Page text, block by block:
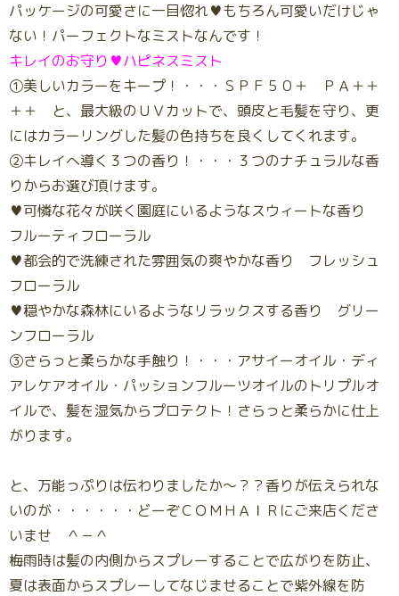
パッケージの可愛さに一目惚れ♥もちろん可愛いだけじゃ
ない！パーフェクトなミストなんです！
キレイのお守り♥ハピネスミスト
①美しいカラーをキープ！・・・ＳＰＦ５０＋ ＰＡ＋＋
＋＋ と、最大級のＵＶカットで、頭皮と毛髪を守り、更
にはカラーリングした髪の色持ちを良くしてくれます。
②キレイへ導く３つの香り！・・・３つのナチュラルな香
りからお選び頂けます。
♥可憐な花々が咲く園庭にいるようなスウィートな香り
フルーティフローラル
♥都会的で洗練された雰囲気の爽やかな香り フレッシュ
フローラル
♥穏やかな森林にいるようなリラックスする香り グリー
ンフローラル
③さらっと柔らかな手触り！・・・アサイーオイル・ディ
アレケアオイル・パッションフルーツオイルのトリプルオ
イルで、髪を湿気からプロテクト！さらっと柔らかに仕上
がります。
と、万能っぷりは伝わりましたか～？？香りが伝えられな
いのが・・・・・・どーぞＣＯＭＨＡＩＲにご来店くださ
いませ ＾－＾
梅雨時は髪の内側からスプレーすることで広がりを防止、
夏は表面からスプレーしてなじませることで紫外線を防